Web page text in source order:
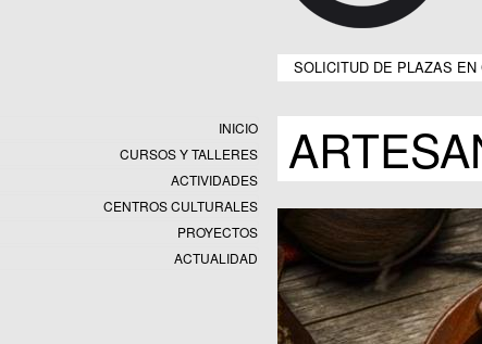
SOLICITUD DE PLAZAS
INICIO
CURSOS Y TALLERES
ACTIVIDADES
CENTROS CULTURALES
Equipamientos
PROYECTOS
Exposiciones
ACTUALIDAD